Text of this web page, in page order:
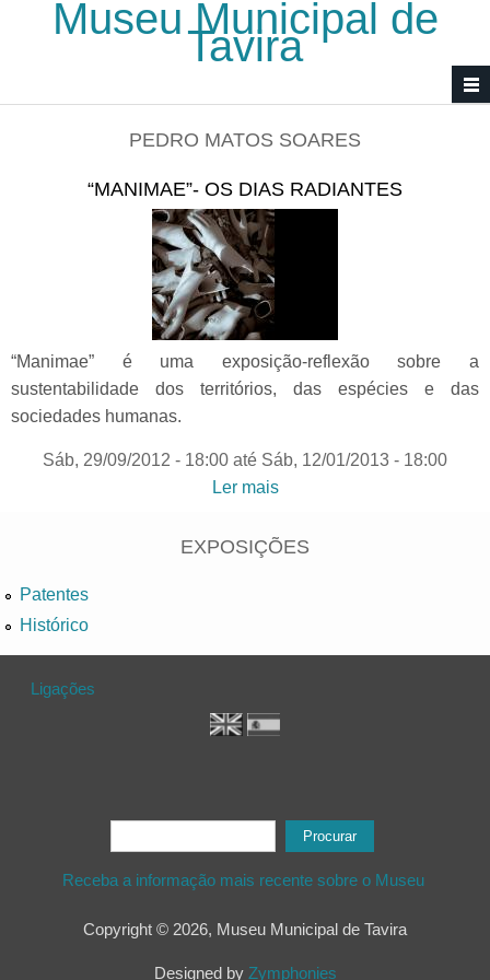
Passar para o conteúdo principal
Museu Municipal de
Tavira
PEDRO MATOS SOARES
“MANIMAE”- OS DIAS RADIANTES
“Manimae” é uma exposição-reflexão sobre a
sustentabilidade dos territórios, das espécies e das
sociedades humanas.
Sáb, 29/09/2012 - 18:00 até Sáb, 12/01/2013 - 18:00
Ler mais
EXPOSIÇÕES
Patentes
Histórico
Ligações
Formulário de procura
Receba a informação mais recente sobre o Museu
Copyright © 2026, Museu Municipal de Tavira
Designed by Zymphonies